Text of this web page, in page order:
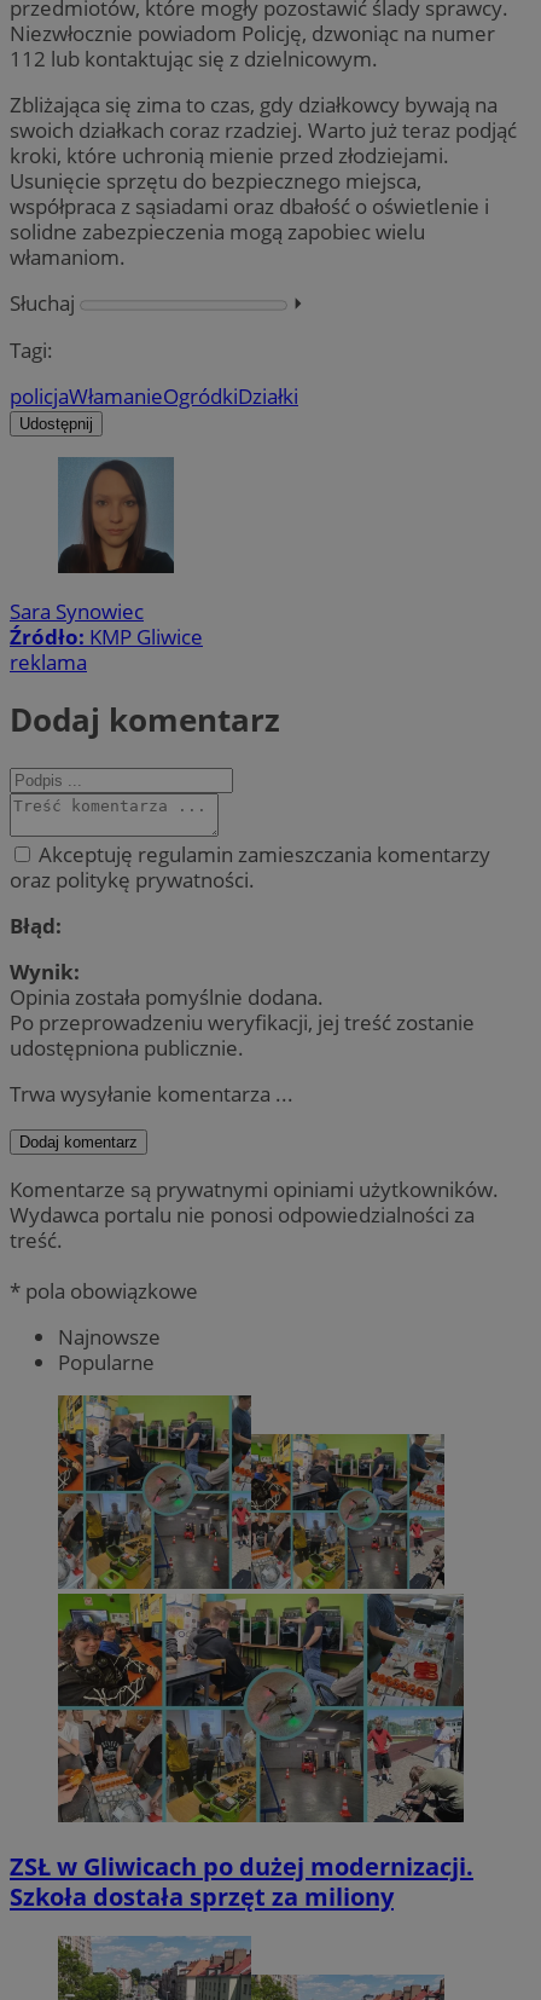
przedmiotów, które mogły pozostawić ślady sprawcy.
Niezwłocznie powiadom Policję, dzwoniąc na numer
112 lub kontaktując się z dzielnicowym.
Zbliżająca się zima to czas, gdy działkowcy bywają na
swoich działkach coraz rzadziej. Warto już teraz podjąć
kroki, które uchronią mienie przed złodziejami.
Usunięcie sprzętu do bezpiecznego miejsca,
współpraca z sąsiadami oraz dbałość o oświetlenie i
solidne zabezpieczenia mogą zapobiec wielu
włamaniom.
Słuchaj
⏵︎
Tagi:
policjaWłamanieOgródkiDziałki
Udostępnij
Sara Synowiec
Źródło: KMP Gliwice
reklama
Dodaj komentarz
Akceptuję regulamin zamieszczania komentarzy
oraz politykę prywatności.
Błąd:
Wynik:
Opinia została pomyślnie dodana.
Po przeprowadzeniu weryfikacji, jej treść zostanie
udostępniona publicznie.
Trwa wysyłanie komentarza ...
Dodaj komentarz
Komentarze są prywatnymi opiniami użytkowników.
Wydawca portalu nie ponosi odpowiedzialności za
treść.
* pola obowiązkowe
Najnowsze
Popularne
ZSŁ w Gliwicach po dużej modernizacji.
Szkoła dostała sprzęt za miliony